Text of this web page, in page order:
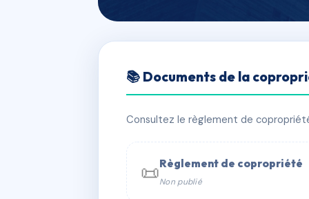
SILENE
📍 29 bd du mahatma gandhi 97490
📞 Contacter Syndic Digital
📚 Documents de la
Consultez le règlement de
📜Règlement de copropriété
Non publié